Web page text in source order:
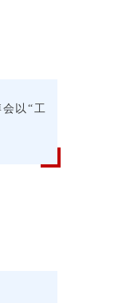
以“工